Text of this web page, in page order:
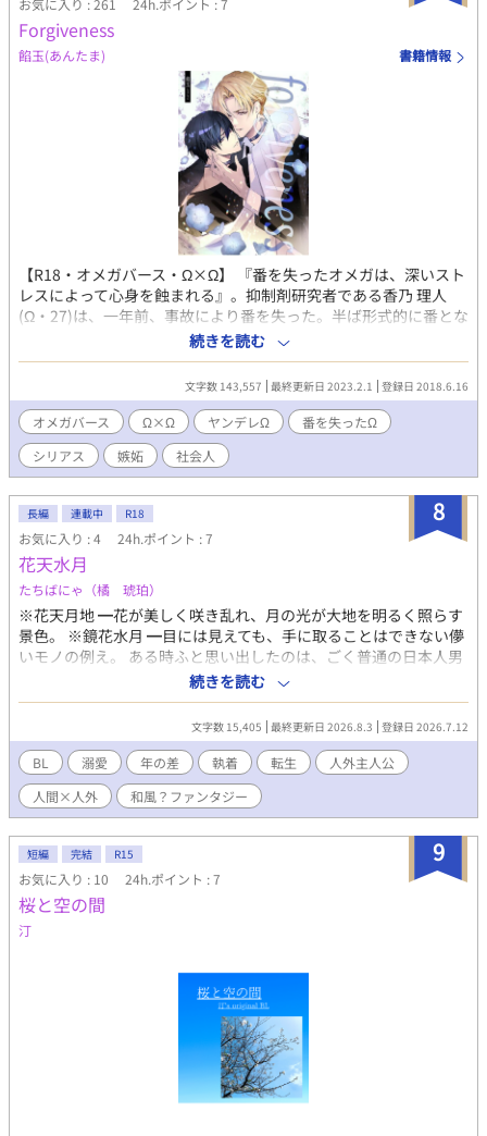
お気に入り : 261 24h.ポイント : 7
Forgiveness
餡玉(あんたま) 書籍情報
【R18・オメガバース・Ω×Ω】 『番を失ったオメガは、深いスト
レスによって心身を蝕まれる』。抑制剤研究者である香乃 理人
(Ω・27)は、一年前、事故により番を失った。半ば形式的に番とな
った相手だったが、彼の死には多くの謎が残っていた。理人は
日々、疑問と罪悪感に苛まれ続け、メンタルケアを受けながら
日々を過ごしていた。そんなある日、理人は病院で、過去に儚い
気持ちを感じていたかつて親友・夜神 景(Ω・27)と再会する。景
は、事故の真相究明に協力すると言い始め……。 ◇この作品は、
オメガバース設定を拝借しておりますが、細かい部分はオリジナ
ルの設定を使用しています。ご注意ください。 ◆後半にリバあり
の予定です。苦手な方は回避してくださいませ。
続きを読む
文字数 143,557 最終更新日 2023.2.1 登録日 2018.6.16
オメガバース Ω×Ω ヤンデレΩ
番を失ったΩ
シリアス
嫉妬 社会人
8
長編 連載中 R18
お気に入り : 4 24h.ポイント : 7
花天水月
たちばにゃ（橘 琥珀）
※花天月地 ━花が美しく咲き乱れ、月の光が大地を明るく照らす
景色。 ※鏡花水月 ━目には見えても、手に取ることはできない儚
いモノの例え。 ある時ふと思い出したのは、ごく普通の日本人男
性だった前世の記憶。 転生もので定番の知識チートも特にな
く……と思ったが、そもそも今世は人ですらない上に、既に後付
けの各種チートも必要としないぐらいには長く生きていました。
とりあえず成り行きで始めた店もあるのでまったりスローライフ
でも、と思っていたけど簡単にはいかない模様。 厄介ごとに巻き
込まれました。 ……私の邪魔をするというのなら、相応の覚悟を
するがいい。 ※最初に名前が出てこないのは仕様です。 後にちゃ
んと出します。 感想など供給いただけましたら、大喜びいたしま
す……！
続きを読む
文字数 15,405 最終更新日 2026.8.3 登録日 2026.7.12
BL 溺愛 年の差 執着 転生
人外主人公
人間×人外
和風？ファンタジー
9
短編 完結 R15
お気に入り : 10 24h.ポイント : 7
桜と空の間
汀